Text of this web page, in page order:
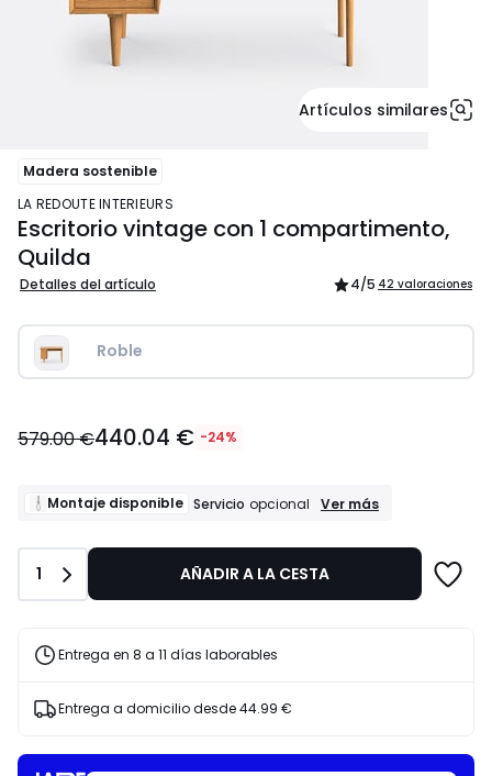
Artículos similares
Madera sostenible
LA REDOUTE INTERIEURS
Escritorio vintage con 1 compartimento,
Quilda
Detalles del artículo 4/5 42 valoraciones
Roble
€
€
24%
descuento
579.00 €440.04 € -24%
Montaje disponible Servicio opcional
Montaje
Ver más
Cantidad
1 AÑADIR A LA CESTA
Entrega en 8 a 11 días laborables
Entrega a domicilio desde44.99 €